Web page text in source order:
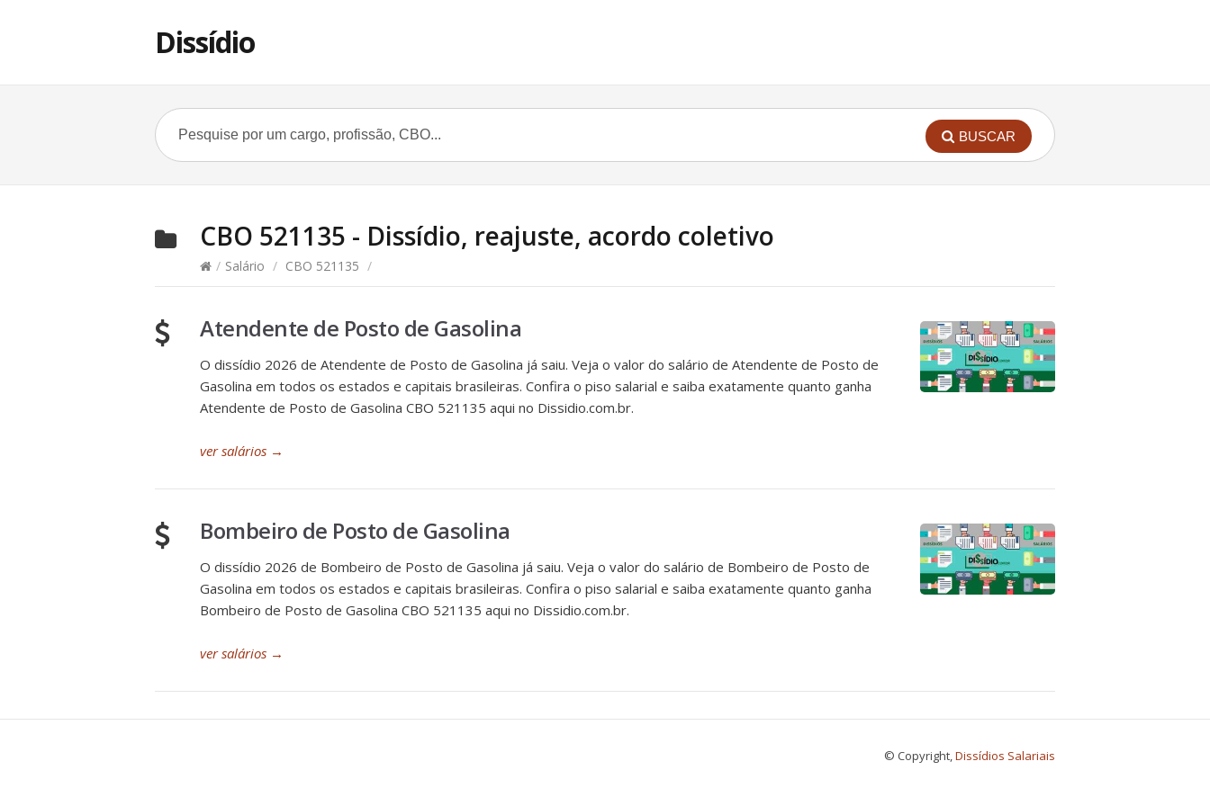
Dissídio
BUSCAR
CBO 521135 - Dissídio, reajuste, acordo coletivo
/ Salário / CBO 521135 /
Atendente de Posto de Gasolina
O dissídio 2026 de Atendente de Posto de Gasolina já saiu. Veja o valor do salário de Atendente de Posto de
Gasolina em todos os estados e capitais brasileiras. Confira o piso salarial e saiba exatamente quanto ganha
Atendente de Posto de Gasolina CBO 521135 aqui no Dissidio.com.br.
ver salários →
Bombeiro de Posto de Gasolina
O dissídio 2026 de Bombeiro de Posto de Gasolina já saiu. Veja o valor do salário de Bombeiro de Posto de
Gasolina em todos os estados e capitais brasileiras. Confira o piso salarial e saiba exatamente quanto ganha
Bombeiro de Posto de Gasolina CBO 521135 aqui no Dissidio.com.br.
ver salários →
© Copyright,Dissídios Salariais